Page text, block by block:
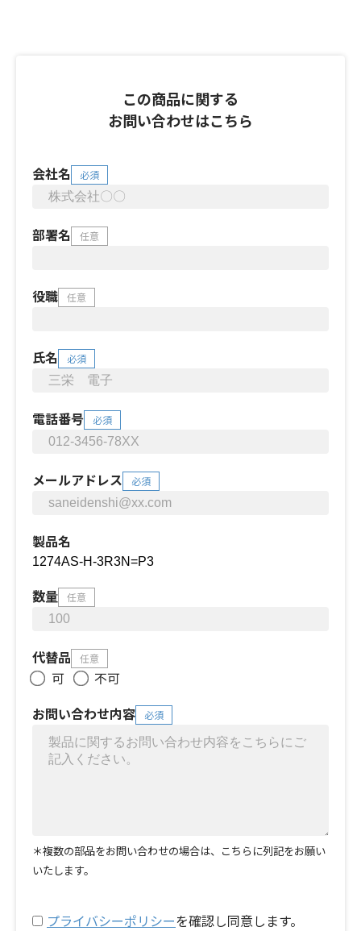
この商品に関する
お問い合わせはこちら
会社名 必須
部署名 任意
役職 任意
氏名 必須
電話番号 必須
メールアドレス 必須
製品名
数量 任意
代替品 任意
可
不可
お問い合わせ内容
必須
＊複数の部品をお問い合わせの場合は、こちらに列記をお願い
いたします。
プライバシーポリシーを確認し同意します。